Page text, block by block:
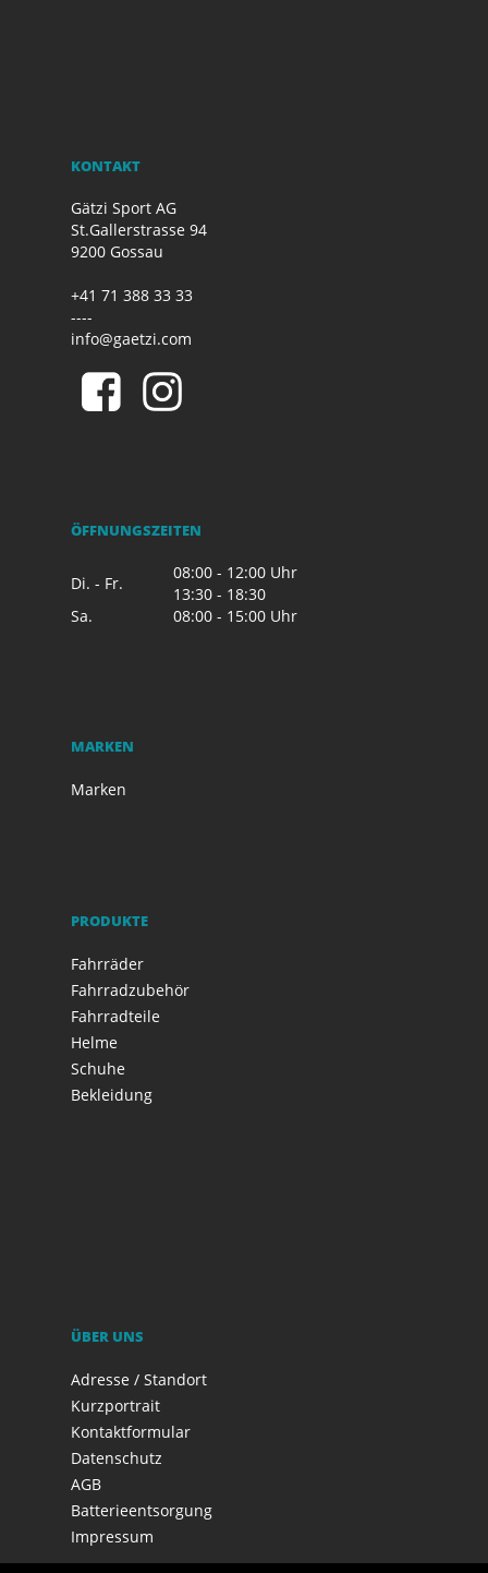
KONTAKT
Gätzi Sport AG
St.Gallerstrasse 94
9200 Gossau
+41 71 388 33 33
----
info@gaetzi.com
ÖFFNUNGSZEITEN
Di. - Fr.
08:00 - 12:00 Uhr
13:30 - 18:30
Sa.
08:00 - 15:00 Uhr
MARKEN
Marken
PRODUKTE
Fahrräder
Fahrradzubehör
Fahrradteile
Helme
Schuhe
Bekleidung
ÜBER UNS
Adresse / Standort
Kurzportrait
Kontaktformular
Datenschutz
AGB
Batterieentsorgung
Impressum